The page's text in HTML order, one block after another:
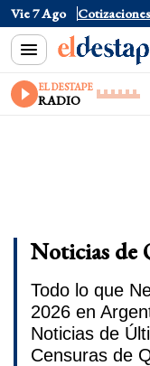
Vie 7 Ago Cotizaciones
Dólar Oficial $1520
EL DESTAPE
RADIO
Noticias de
Todo lo que
2026 en
Noticias de
Censuras de